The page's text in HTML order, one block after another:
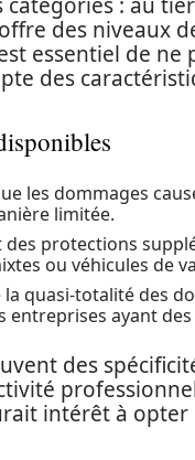
des niveaux
essentiel de
des
les dommages
limitée.
protections
ou véhicules de
la quasi-totalité des
entreprises ayant
des
intérêt à